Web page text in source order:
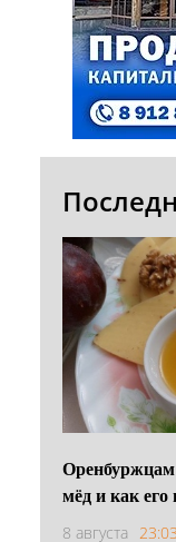
Оренбуржцам
мёд и как
8 августа 23:03